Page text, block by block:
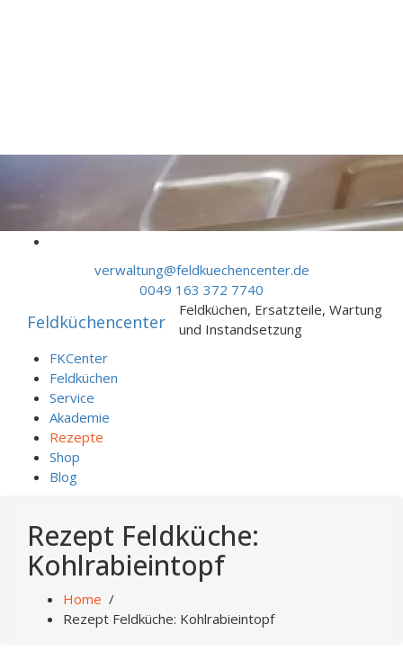
verwaltung@feldkuechencenter.de
0049 163 372 7740
Feldküchencenter
Feldküchen, Ersatzteile, Wartung
und Instandsetzung
FKCenter
Feldküchen
Service
Akademie
Rezepte
Shop
Blog
Rezept Feldküche:
Kohlrabieintopf
Home /
Rezept Feldküche: Kohlrabieintopf